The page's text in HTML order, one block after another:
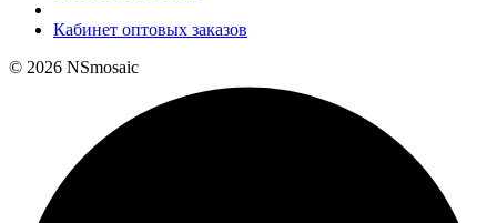
Кабинет оптовых заказов
© 2026 NSmosaic